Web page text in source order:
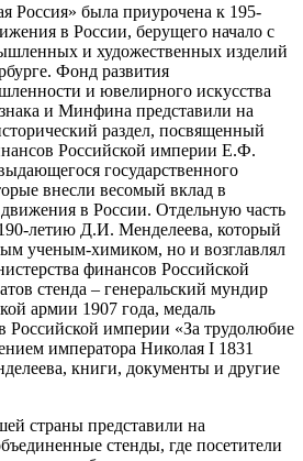
Россия» была приурочена к 195-
в России, берущего начало с
и художественных изделий
Фонд развития
и ювелирного искусства
и Минфина представили на
раздел, посвященный
Российской империи Е.Ф.
государственного
внесли весомый вклад в
в России. Отдельную часть
летию Д.И. Менделеева, который
ученым-химиком, но и возглавлял
финансов Российской
стенда – генеральский мундир
армии 1907 года, медаль
Российской империи «За трудолюбие
императора Николая I 1831
книги, документы и другие
страны представили на
стенды, где посетители